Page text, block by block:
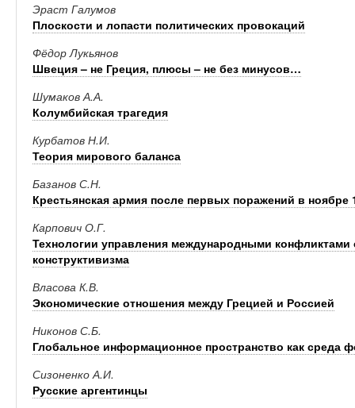
Эраст Галумов
Плоскости и лопасти политических провокаций
Фёдор Лукьянов
Швеция – не Греция, плюсы – не без минусов…
Шумаков А.А.
Колумбийская трагедия
Курбатов Н.И.
Теория мирового баланса
Базанов С.Н.
Крестьянская армия после первых поражений в ноябре
Карпович О.Г.
Технологии управления международными конфликтами
конструктивизма
Власова К.В.
Экономические отношения между Грецией и Россией
Никонов С.Б.
Глобальное информационное пространство как среда
Сизоненко А.И.
Русские аргентинцы